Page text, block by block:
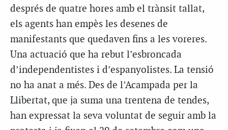
després de quatre hores amb el trànsit tallat,
els agents han empès les desenes de
manifestants que quedaven fins a les voreres.
Una actuació que ha rebut l’esbroncada
d’independentistes i d’espanyolistes. La tensió
no ha anat a més. Des de l’Acampada per la
Llibertat, que ja suma una trentena de tendes,
han expressat la seva voluntat de seguir amb la